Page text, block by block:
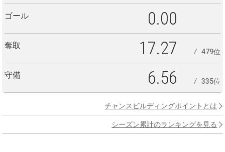
ゴール 0.00
奪取 17.27 479位
守備 6.56 335位
チャンスビルディングポイントとは
シーズン累計のランキングを見る